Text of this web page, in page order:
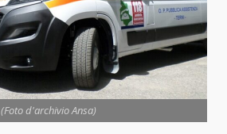
(Foto d'archivio Ansa)